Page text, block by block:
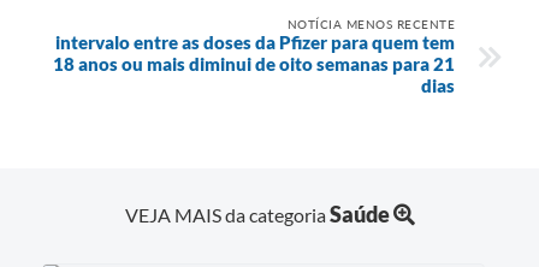
NOTÍCIA MENOS RECENTE
intervalo entre as doses da Pfizer para quem tem
18 anos ou mais diminui de oito semanas para 21
dias
VEJA MAIS da categoriaSaúde